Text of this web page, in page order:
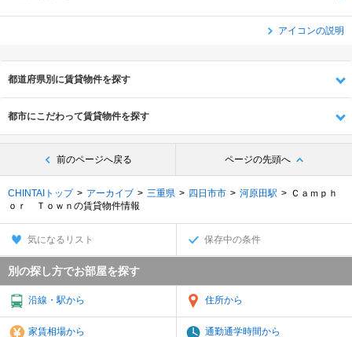
アイコンの説明
都道府県別に賃貸物件を探す
都市にこだわって賃貸物件を探す
前のページへ戻る ページの先頭へ
CHINTAIトップ アーカイブ 三重県 四日市市 河原田駅
Ｃａｍｐｈ
ｏｒ Ｔｏｗｎの賃貸物件情報
気になるリスト 保存中の条件
別の探し方でお部屋を探す
沿線・駅から 住所から
家賃相場から 通勤通学時間から